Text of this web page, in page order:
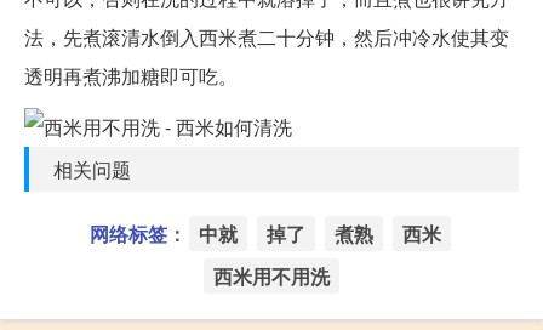
法，先煮滚清水倒入西米煮二十分钟，然后冲冷水使其变
透明再煮沸加糖即可吃。
相关问题
网络标签： 中就 掉了 煮熟
西米
西米用不用洗